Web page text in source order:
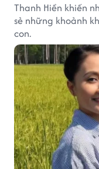
Thanh Hiền khiến
sẻ những khoảnh
con.